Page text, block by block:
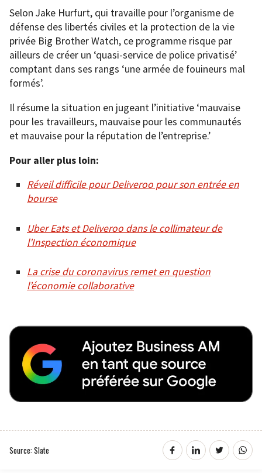
Selon Jake Hurfurt, qui travaille pour l’organisme de
défense des libertés civiles et la protection de la vie
privée Big Brother Watch, ce programme risque par
ailleurs de créer un ‘quasi-service de police privatisé’
comptant dans ses rangs ‘une armée de fouineurs mal
formés’.
Il résume la situation en jugeant l’initiative ‘mauvaise
pour les travailleurs, mauvaise pour les communautés
et mauvaise pour la réputation de l’entreprise.’
Pour aller plus loin:
Réveil difficile pour Deliveroo pour son entrée en
bourse
Uber Eats et Deliveroo dans le collimateur de
l’Inspection économique
La crise du coronavirus remet en question
l’économie collaborative
Source: Slate